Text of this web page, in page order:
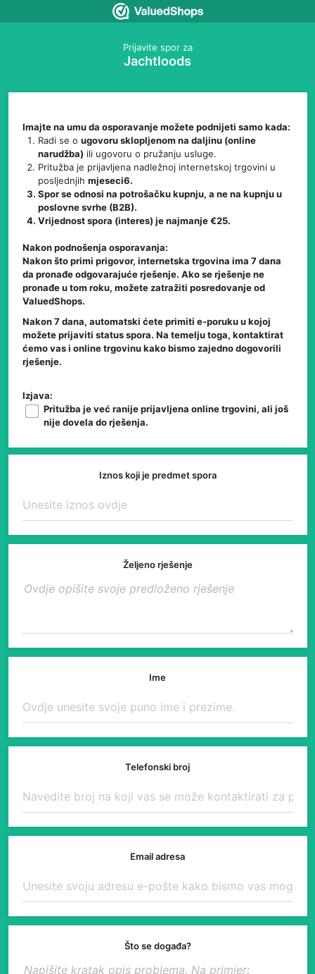
Prijavite spor za
Jachtloods
Imajte na umu da osporavanje možete podnijeti samo kada:
Radi se ougovoru sklopljenom na daljinu (online
narudžba) ili ugovoru o pružanju usluge.
Pritužba je prijavljena nadležnoj internetskoj trgovini u
posljednjihmjeseci6.
Spor se odnosi napotrošačku kupnju, a ne na kupnju u
poslovne svrhe (B2B).
Vrijednost spora (interes) jenajmanje €25.
Nakon podnošenja osporavanja:
Nakon što primi prigovor, internetska trgovina ima 7 dana
da pronađe odgovarajuće rješenje. Ako se rješenje ne
pronađe u tom roku, možete zatražiti posredovanje od
ValuedShops.
Nakon 7 dana, automatski ćete primiti e-poruku u kojoj
možete prijaviti status spora. Na temelju toga, kontaktirat
ćemo vas i online trgovinu kako bismo zajedno dogovorili
rješenje.
Izjava:
Pritužba je već ranije prijavljena online trgovini, ali još
nije dovela do rješenja.
Iznos koji je predmet spora
Željeno rješenje
Ime
Telefonski broj
Email adresa
Što se događa?